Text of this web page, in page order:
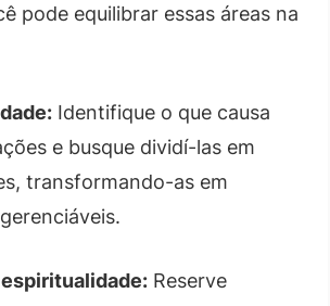
pode equilibrar essas áreas na
Identifique o que causa
e busque dividí-las em
transformando-as em
Reserve